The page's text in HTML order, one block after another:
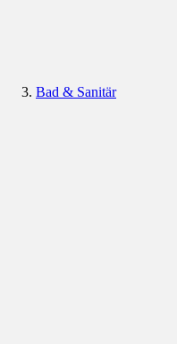
Bad & Sanitär